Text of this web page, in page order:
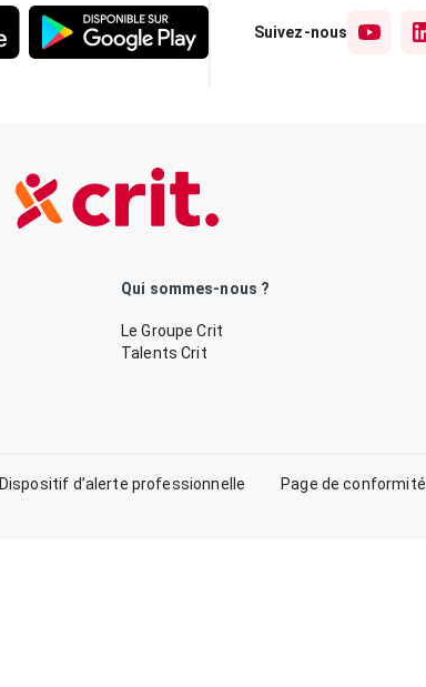
Suivez-nous
Qui sommes-nous ?
Le Groupe Crit
Talents Crit
Dispositif d’alerte professionnelle Page de conformité